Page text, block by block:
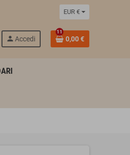
EUR €
person Accedi
11
0,00 €